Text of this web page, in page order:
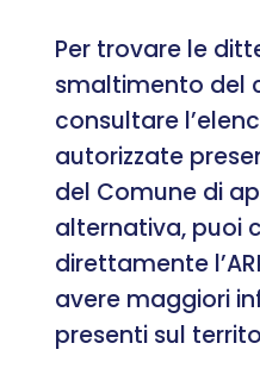
Per trovare le
smaltimento del
consultare
autorizzate
del Comune di
alternativa, puoi
direttamente
avere maggiori
presenti sul